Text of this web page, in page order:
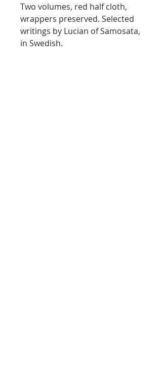
Two volumes, red half cloth,
wrappers preserved. Selected
writings by Lucian of Samosata,
in Swedish.